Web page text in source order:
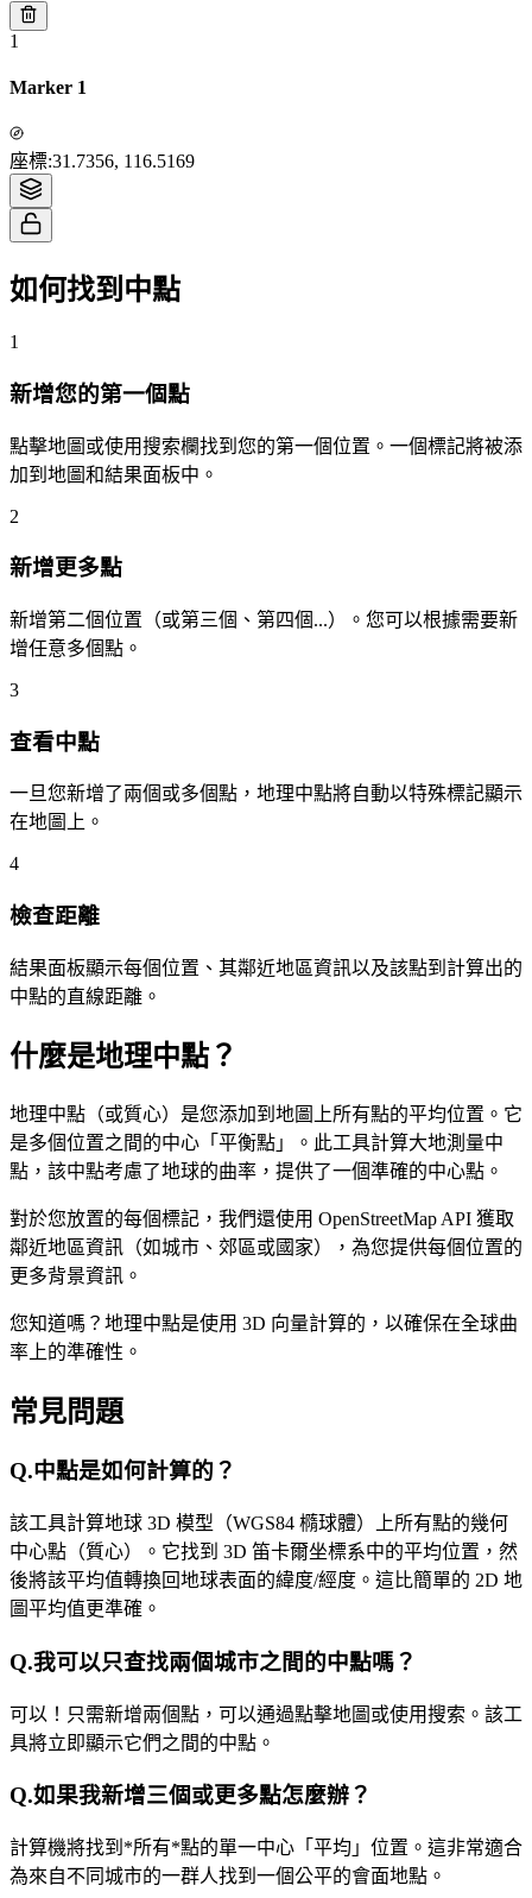
1
Marker 1
座標:31.7356, 116.5169
Tiles © Esri — Source: Esri, i-cubed, USDA, USGS, AEX, GeoEye,
Getmapping, Aerogrid, IGN, IGP, UPR-EGP, and the GIS User Community
如何找到中點
1
新增您的第一個點
點擊地圖或使用搜索欄找到您的第一個位置。一個標記將被添
加到地圖和結果面板中。
2
新增更多點
新增第二個位置（或第三個、第四個...）。您可以根據需要新
增任意多個點。
3
查看中點
一旦您新增了兩個或多個點，地理中點將自動以特殊標記顯示
在地圖上。
4
檢查距離
結果面板顯示每個位置、其鄰近地區資訊以及該點到計算出的
中點的直線距離。
什麼是地理中點？
地理中點（或質心）是您添加到地圖上所有點的平均位置。它
是多個位置之間的中心「平衡點」。此工具計算大地測量中
點，該中點考慮了地球的曲率，提供了一個準確的中心點。
對於您放置的每個標記，我們還使用 OpenStreetMap API 獲取
鄰近地區資訊（如城市、郊區或國家），為您提供每個位置的
更多背景資訊。
您知道嗎？地理中點是使用 3D 向量計算的，以確保在全球曲
率上的準確性。
常見問題
Q.中點是如何計算的？
該工具計算地球 3D 模型（WGS84 橢球體）上所有點的幾何
中心點（質心）。它找到 3D 笛卡爾坐標系中的平均位置，然
後將該平均值轉換回地球表面的緯度/經度。這比簡單的 2D 地
圖平均值更準確。
Q.我可​​以只查找兩個城市之間的中點嗎？
可以！只需新增兩個點，可以通過點擊地圖或使用搜索。該工
具將立即顯示它們之間的中點。
Q.如果我新增三個或更多點怎麼辦？
計算機將找到*所有*點的單一中心「平均」位置。這非常適合
為來自不同城市的一群人找到一個公平的會面地點。